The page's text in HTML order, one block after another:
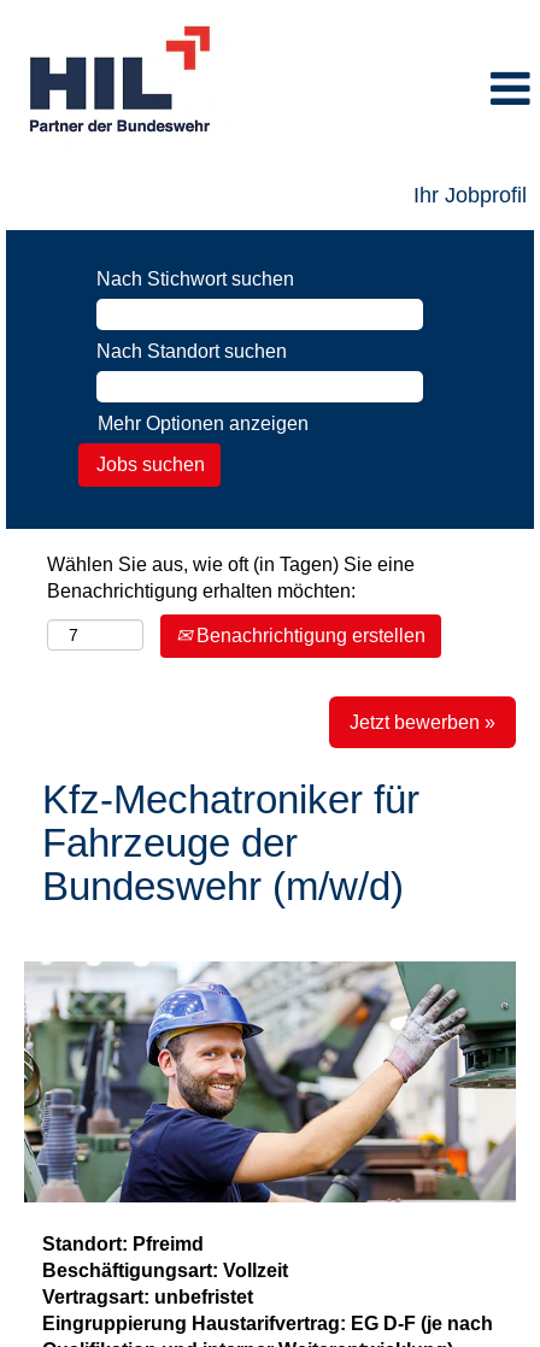
Ihr Jobprofil
Nach Stichwort suchen
Nach Standort suchen
Mehr Optionen anzeigen
Wählen Sie aus, wie oft (in Tagen) Sie eine
Benachrichtigung erhalten möchten:
Benachrichtigung erstellen
Jetzt bewerben »
Kfz-Mechatroniker für
Fahrzeuge der
Bundeswehr (m/w/d)
Standort: Pfreimd
Beschäftigungsart: Vollzeit
Vertragsart: unbefristet
Eingruppierung Haustarifvertrag: EG D-F (je nach